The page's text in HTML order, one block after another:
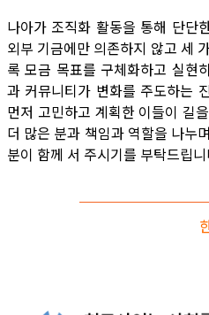
나아가 조직화 활동을 통해 단단
외부 기금에만 의존하지 않고 세
록 모금 목표를 구체화하고 실현
과 커뮤니티가 변화를 주도하는
먼저 고민하고 계획한 이들이 길
더 많은 분과 책임과 역할을 나누
분이 함께 서 주시기를 부탁드립